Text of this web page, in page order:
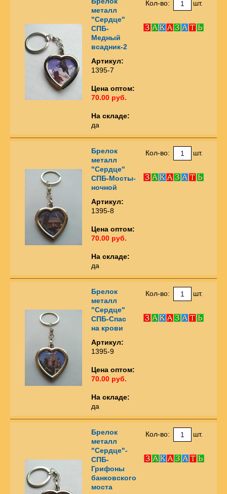
металл
"Сердце"
СПБ-
Медный
всадник-2
Артикул:
1395-7
Цена оптом:
70.00 руб.
На складе:
да
Кол-во: шт.
Брелок
металл
"Сердце"
СПБ-Мосты-
ночной
Артикул:
1395-8
Цена оптом:
70.00 руб.
На складе:
да
Кол-во: шт.
Брелок
металл
"Сердце"
СПБ-Спас
на крови
Артикул:
1395-9
Цена оптом:
70.00 руб.
На складе:
да
Кол-во: шт.
Брелок
металл
"Сердце"-
СПБ-
Грифоны
банковского
моста
Кол-во: шт.